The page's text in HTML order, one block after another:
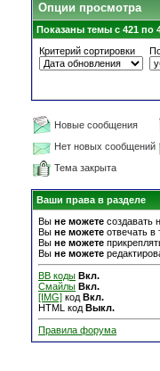
Опции просмотра
Показаны темы с 421 по
Критерий сортировки
Новые сообщения
Нет новых сообщений
Тема закрыта
Ваши права в разделе
Вы не можете создавать
Вы не можете отвечать в
Вы не можете
Вы не можете
BB коды Вкл.
Смайлы Вкл.
[IMG] код Вкл.
HTML код Выкл.
Правила форума